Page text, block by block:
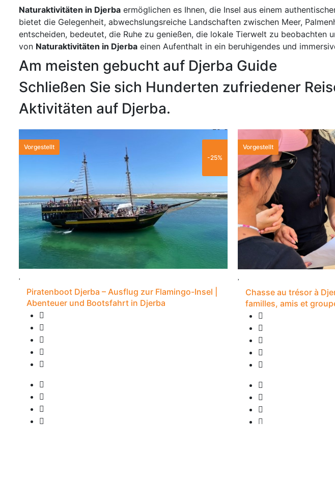
Naturaktivitäten in Djerba ermöglichen es Ihnen, die Insel aus einem
bietet die Gelegenheit, abwechslungsreiche Landschaften zwischen Meer,
entscheiden, bedeutet, die Ruhe zu genießen, die lokale Tierwelt zu
von Naturaktivitäten in Djerba einen Aufenthalt in ein beruhigendes und
Am meisten gebucht auf Djerba Guide
Schließen Sie sich Hunderten zufriedener
Aktivitäten auf Djerba.
Vorgestellt
-25%
Piratenboot Djerba – Ausflug zur Flamingo-Insel |
Abenteuer und Bootsfahrt in Djerba
Vorgestellt
Chasse au trésor à
familles, amis et